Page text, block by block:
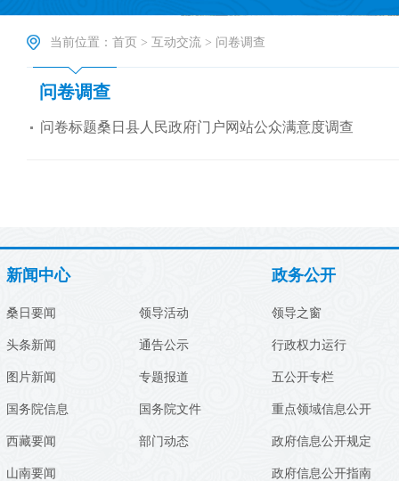
当前位置： 首页 > 互动交流 > 问卷调查
问卷调查
问卷标题桑日县人民政府门户网站公众满意度调查
新闻中心
桑日要闻
头条新闻
图片新闻
国务院信息
西藏要闻
山南要闻
领导活动
通告公示
专题报道
国务院文件
部门动态
政务公开
领导之窗
行政权力运行
五公开专栏
重点领域信息公开
政府信息公开规定
政府信息公开指南